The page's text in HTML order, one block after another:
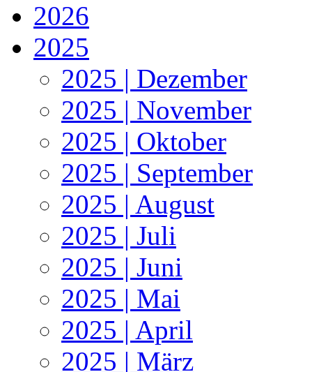
2026
2025
2025 | Dezember
2025 | November
2025 | Oktober
2025 | September
2025 | August
2025 | Juli
2025 | Juni
2025 | Mai
2025 | April
2025 | März